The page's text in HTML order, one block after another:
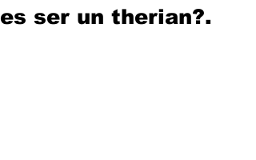
es ser un therian?.